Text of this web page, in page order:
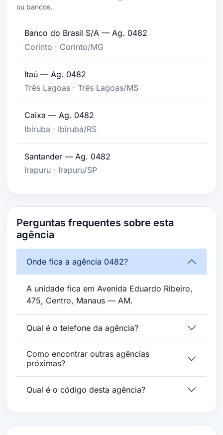
ou bancos.
Banco do Brasil S/A — Ag. 0482
Corinto · Corinto/MG
Itaú — Ag. 0482
Três Lagoas · Três Lagoas/MS
Caixa — Ag. 0482
Ibiruba · Ibirubá/RS
Santander — Ag. 0482
Irapuru · Irapuru/SP
Perguntas frequentes sobre esta
agência
Onde fica a agência 0482?
A unidade fica em Avenida Eduardo Ribeiro,
475, Centro, Manaus — AM.
Qual é o telefone da agência?
Como encontrar outras agências
próximas?
Qual é o código desta agência?